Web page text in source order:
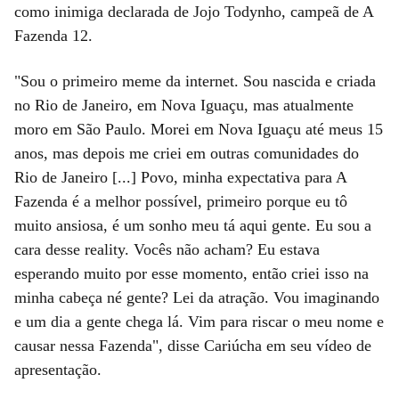
como inimiga declarada de Jojo Todynho, campeã de A
Fazenda 12.
"Sou o primeiro meme da internet. Sou nascida e criada
no Rio de Janeiro, em Nova Iguaçu, mas atualmente
moro em São Paulo. Morei em Nova Iguaçu até meus 15
anos, mas depois me criei em outras comunidades do
Rio de Janeiro [...] Povo, minha expectativa para A
Fazenda é a melhor possível, primeiro porque eu tô
muito ansiosa, é um sonho meu tá aqui gente. Eu sou a
cara desse reality. Vocês não acham? Eu estava
esperando muito por esse momento, então criei isso na
minha cabeça né gente? Lei da atração. Vou imaginando
e um dia a gente chega lá. Vim para riscar o meu nome e
causar nessa Fazenda", disse Cariúcha em seu vídeo de
apresentação.